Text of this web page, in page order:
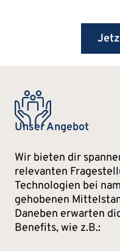
Unser Angebot
Wir bieten dir
relevanten
Technologien bei
gehobenen
Daneben erwarten
Benefits, wie z.B.: